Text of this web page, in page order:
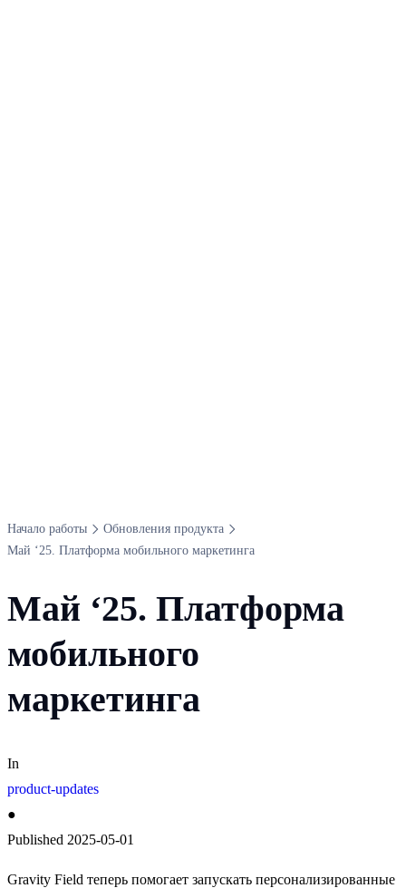
Начало работы
Обновления продукта
Май ‘25. Платформа мобильного маркетинга
Май ‘25. Платформа
мобильного
маркетинга
In
product-updates
●
Published 2025-05-01
Gravity Field теперь помогает запускать персонализированные